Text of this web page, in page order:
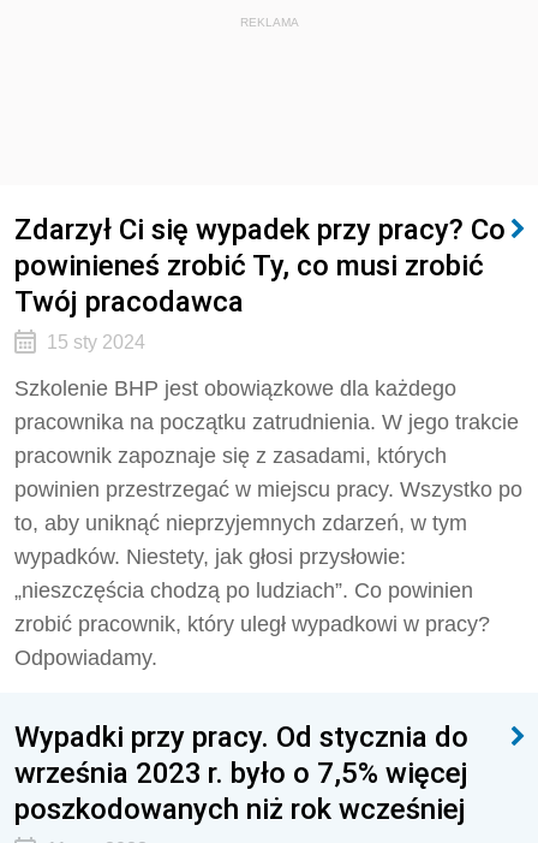
REKLAMA
Zdarzył Ci się wypadek przy pracy? Co
powinieneś zrobić Ty, co musi zrobić
Twój pracodawca
15 sty 2024
Szkolenie BHP jest obowiązkowe dla każdego
pracownika na początku zatrudnienia. W jego trakcie
pracownik zapoznaje się z zasadami, których
powinien przestrzegać w miejscu pracy. Wszystko po
to, aby uniknąć nieprzyjemnych zdarzeń, w tym
wypadków. Niestety, jak głosi przysłowie:
„nieszczęścia chodzą po ludziach”. Co powinien
zrobić pracownik, który uległ wypadkowi w pracy?
Odpowiadamy.
Wypadki przy pracy. Od stycznia do
września 2023 r. było o 7,5% więcej
poszkodowanych niż rok wcześniej